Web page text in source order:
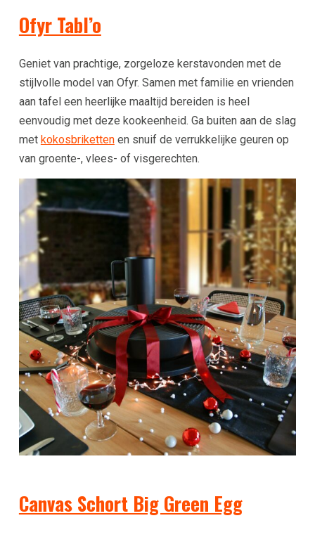
Ofyr Tabl’o
Geniet van prachtige, zorgeloze kerstavonden met de
stijlvolle model van Ofyr. Samen met familie en vrienden
aan tafel een heerlijke maaltijd bereiden is heel
eenvoudig met deze kookeenheid. Ga buiten aan de slag
met kokosbrikettenen snuif de verrukkelijke geuren op
van groente-, vlees- of visgerechten.
Canvas Schort Big Green Egg